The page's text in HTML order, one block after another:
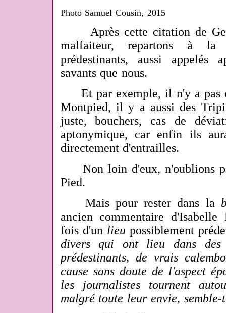
Photo Samuel Cousin, 2015
Après cette citation de
malfaiteur, repartons à la
prédestinants, aussi appelés
savants que nous.
Et par exemple, il n'y a pas
Montpied, il y a aussi des
juste, bouchers, cas de
aptonymique, car enfin ils
directement d'entrailles.
Non loin d'eux, n'oublions
Pied.
Mais pour rester dans la
ancien commentaire
fois d'un lieu possiblement
divers qui ont lieu dans
prédestinants, de vrais
cause sans doute de l'aspect
les journalistes tournent
malgré toute leur envie,